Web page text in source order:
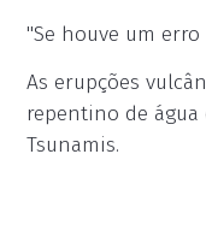
"Se houve um
As erupções
repentino de
Tsunamis.